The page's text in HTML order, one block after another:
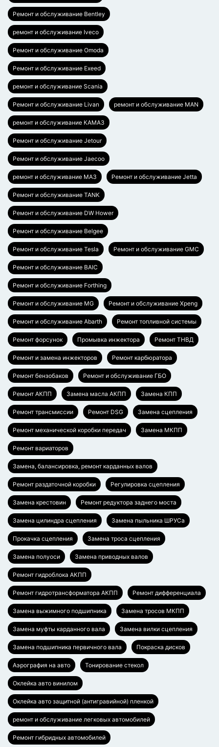
Ремонт и обслуживание Bentley
ремонт и обслуживание Iveco
Ремонт и обслуживание Omoda
Ремонт и обслуживание Exeed
ремонт и обслуживание Scania
Ремонт и обслуживание Livan ремонт и обслуживание MAN
ремонт и обслуживание КАМАЗ
Ремонт и обслуживание Jetour
Ремонт и обслуживание Jaecoo
ремонт и обслуживание МАЗ Ремонт и обслуживание Jetta
Ремонт и обслуживание TANK
Ремонт и обслуживание DW Hower
Ремонт и обслуживание Belgee
Ремонт и обслуживание Tesla Ремонт и обслуживание GMC
Ремонт и обслуживание BAIC
Ремонт и обслуживание Forthing
Ремонт и обслуживание MG Ремонт и обслуживание Xpeng
Ремонт и обслуживание Abarth Ремонт топливной системы
Ремонт форсунок Промывка инжектора Ремонт ТНВД
Ремонт и замена инжекторов Ремонт карбюратора
Ремонт бензобаков Ремонт и обслуживание ГБО
Ремонт АКПП Замена масла АКПП Замена КПП
Ремонт трансмиссии Ремонт DSG Замена сцепления
Ремонт механической коробки передач Замена МКПП
Ремонт вариаторов
Замена, балансировка, ремонт карданных валов
Ремонт раздаточной коробки Регулировка сцепления
Замена крестовин Ремонт редуктора заднего моста
Замена цилиндра сцепления Замена пыльника ШРУСа
Прокачка сцепления Замена троса сцепления
Замена полуоси Замена приводных валов
Ремонт гидроблока АКПП
Ремонт гидротрансформатора АКПП Ремонт дифференциала
Замена выжимного подшипника Замена тросов МКПП
Замена муфты карданного вала Замена вилки сцепления
Замена подшипника первичного вала Покраска дисков
Аэрография на авто Тонирование стекол
Оклейка авто винилом
Оклейка авто защитной (антигравийной) пленкой
ремонт и обслуживание легковых автомобилей
Ремонт гибридных автомобилей